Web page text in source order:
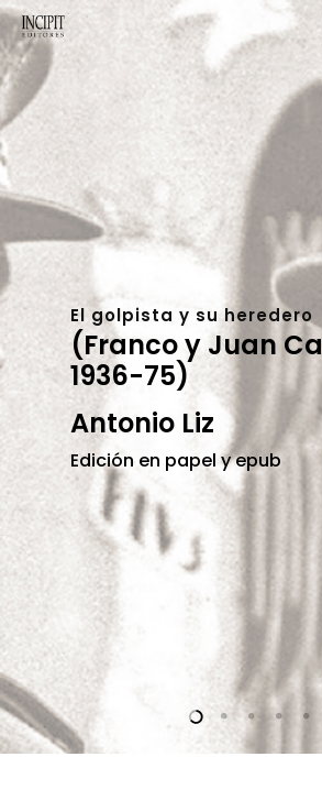
pulsa enter para buscar y esc
El golpista y su heredero
(Franco y Juan
1936-75)
Antonio Liz
Edición en papel y epub